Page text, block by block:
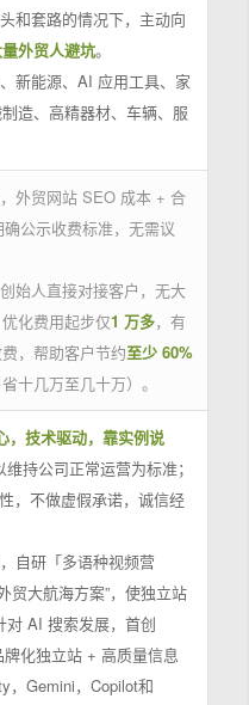
和套路的情况下，主动向
外贸人避坑。
新能源、AI 应用工具、家
造、高精器材、车辆、服
外贸网站 SEO 成本 + 合
公示收费标准，无需议
始人直接对接客户，无大
化费用起步仅1 万多，有
，帮助客户节约至少 60%
十几万至几十万）。
，技术驱动，靠实例说
持公司正常运营为标准；
，不做虚假承诺，诚信经
自研「多语种视频营
贸大航海方案”，使独立站
对 AI 搜索发展，首创
化独立站 + 高质量信息
，Gemini，Copilot和